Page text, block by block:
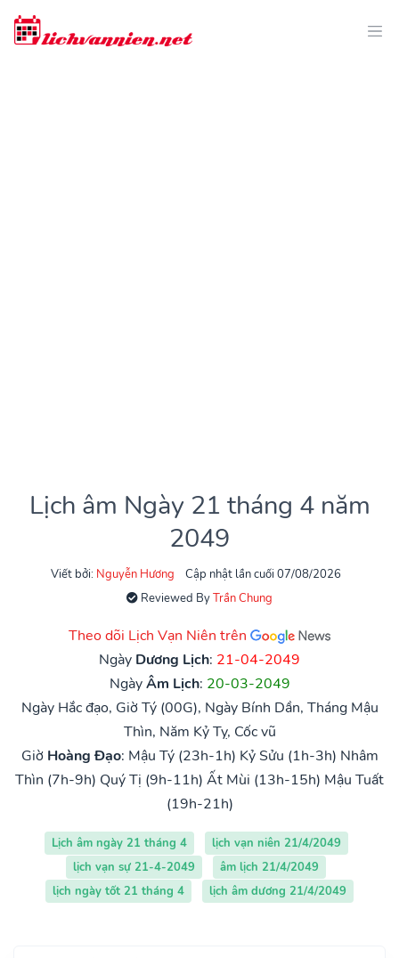
Lịch âm Ngày 21 tháng 4 năm
2049
Viết bởi: Nguyễn Hương
Cập nhật lần cuối 07/08/2026
Reviewed ByTrần Chung
Theo dõi Lịch Vạn Niên trên
Ngày Dương Lịch: 21-04-2049
NgàyÂm Lịch: 20-03-2049
Ngày Hắc đạo, Giờ Tý (00G), Ngày Bính Dần, Tháng Mậu
Thìn, Năm Kỷ Tỵ, Cốc vũ
Giờ Hoàng Đạo: Mậu Tý (23h-1h) Kỷ Sửu (1h-3h) Nhâm
Thìn (7h-9h) Quý Tị (9h-11h) Ất Mùi (13h-15h) Mậu Tuất
(19h-21h)
Lịch âm ngày 21 tháng 4
lịch vạn niên 21/4/2049
lịch vạn sự 21-4-2049
âm lịch 21/4/2049
lịch ngày tốt 21 tháng 4
lịch âm dương 21/4/2049